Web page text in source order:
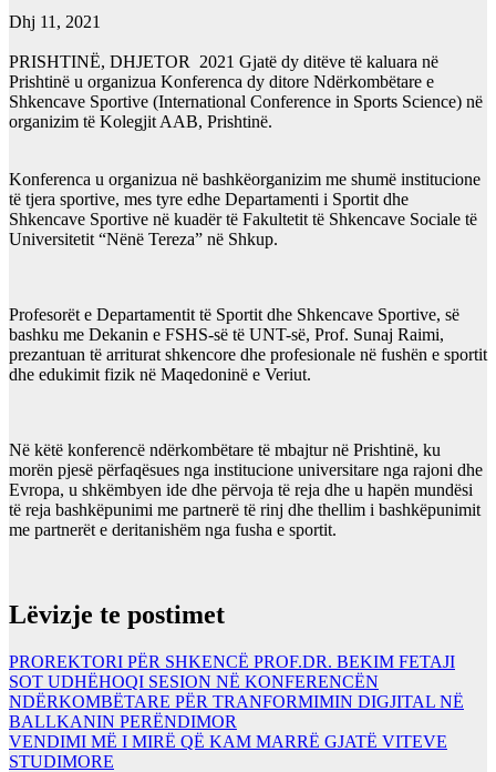
Dhj 11, 2021
PRISHTINË, DHJETOR 2021 Gjatë dy ditëve të kaluara në
Prishtinë u organizua Konferenca dy ditore Ndërkombëtare e
Shkencave Sportive (International Conference in Sports Science) në
organizim të Kolegjit AAB, Prishtinë.
Konferenca u organizua në bashkëorganizim me shumë institucione
të tjera sportive, mes tyre edhe Departamenti i Sportit dhe
Shkencave Sportive në kuadër të Fakultetit të Shkencave Sociale të
Universitetit “Nënë Tereza” në Shkup.
Profesorët e Departamentit të Sportit dhe Shkencave Sportive, së
bashku me Dekanin e FSHS-së të UNT-së, Prof. Sunaj Raimi,
prezantuan të arriturat shkencore dhe profesionale në fushën e sportit
dhe edukimit fizik në Maqedoninë e Veriut.
Në këtë konferencë ndërkombëtare të mbajtur në Prishtinë, ku
morën pjesë përfaqësues nga institucione universitare nga rajoni dhe
Evropa, u shkëmbyen ide dhe përvoja të reja dhe u hapën mundësi
të reja bashkëpunimi me partnerë të rinj dhe thellim i bashkëpunimit
me partnerët e deritanishëm nga fusha e sportit.
Lëvizje te postimet
PROREKTORI PËR SHKENCË PROF.DR. BEKIM FETAJI
SOT UDHËHOQI SESION NË KONFERENCËN
NDËRKOMBËTARE PËR TRANFORMIMIN DIGJITAL NË
BALLKANIN PERËNDIMOR
VENDIMI MË I MIRË QË KAM MARRË GJATË VITEVE
STUDIMORE